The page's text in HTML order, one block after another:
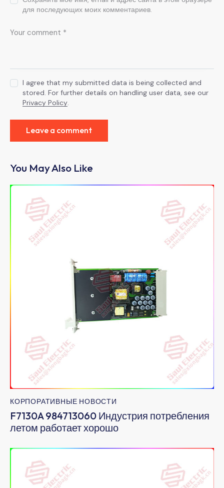
для последующих моих комментариев.
I agree that my submitted data is being collected and
stored. For further details on handling user data, see our
Privacy Policy.
You May Also Like
КОРПОРАТИВНЫЕ НОВОСТИ
F7130A 984713060 Индустрия потребления
летом работает хорошо